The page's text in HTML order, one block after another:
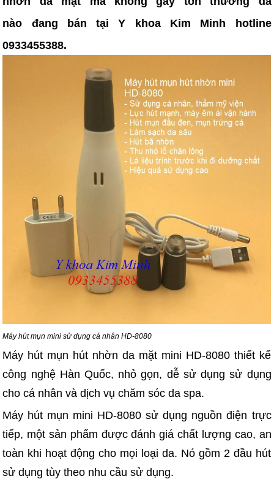
nào đang bán tại Y khoa Kim Minh hotline
0933455388.
Máy hút mụn mini sử dụng cá nhân HD-8080
Máy hút mụn hút nhờn da mặt mini HD-8080 thiết kế
công nghệ Hàn Quốc, nhỏ gọn, dễ sử dụng sử dụng
cho cá nhân và dịch vụ chăm sóc da spa.
Máy hút mụn mini HD-8080 sử dụng nguồn điện trực
tiếp, một sản phẩm được đánh giá chất lượng cao, an
toàn khi hoạt động cho mọi loại da. Nó gồm 2 đầu hút
sử dụng tùy theo nhu cầu sử dụng.